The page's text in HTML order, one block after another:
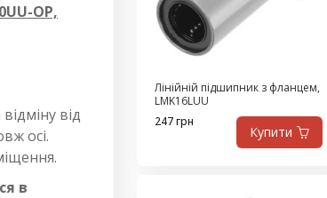
OP,
від
осі.
в
Лінійній підшипник з фланцем,
LMK16LUU
247 грн
Купити